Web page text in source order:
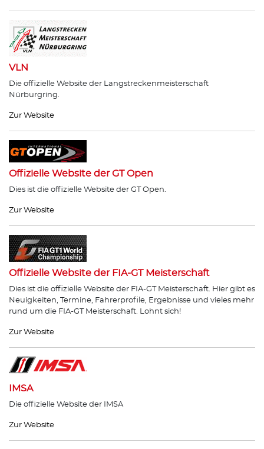
VLN
Die offizielle Website der Langstreckenmeisterschaft
Nürburgring.
Zur Website
Offizielle Website der GT Open
Dies ist die offizielle Website der GT Open.
Zur Website
Offizielle Website der FIA-GT Meisterschaft
Dies ist die offizielle Website der FIA-GT Meisterschaft. Hier gibt es
Neuigkeiten, Termine, Fahrerprofile, Ergebnisse und vieles mehr
rund um die FIA-GT Meisterschaft. Lohnt sich!
Zur Website
IMSA
Die offizielle Website der IMSA
Zur Website